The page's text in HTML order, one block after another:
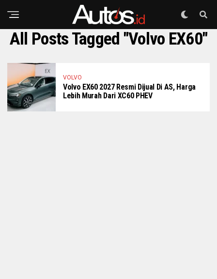
All Posts Tagged "Volvo EX60"
VOLVO
Volvo EX60 2027 Resmi Dijual Di AS, Harga
Lebih Murah Dari XC60 PHEV